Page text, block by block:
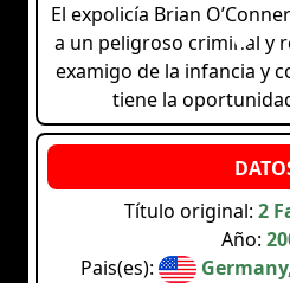
El expolicía Brian
a un peligroso criminal y
examigo de la infancia y
tiene la
Título original: 2
Año:
Pais(es):